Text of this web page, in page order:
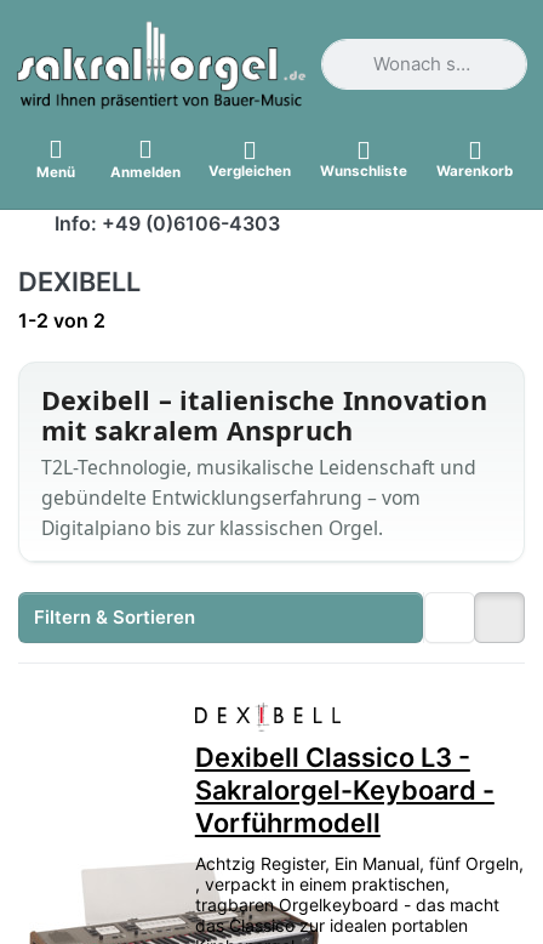
Geben Sie einen
Menü Anmelden Vergleichen Wunschliste Warenkorb
Info: +49 (0)6106-4303
DEXIBELL
Suchergebnisse:
1-2 von 2
Dexibell – italienische Innovation
mit sakralem Anspruch
T2L-Technologie, musikalische Leidenschaft und
gebündelte Entwicklungserfahrung – vom
Digitalpiano bis zur klassischen Orgel.
Filtern & Sortieren
Dexibell Classico L3 -
Sakralorgel-Keyboard -
Vorführmodell
Achtzig Register, Ein Manual, fünf Orgeln,
, verpackt in einem praktischen,
tragbaren Orgelkeyboard - das macht
das Classico zur idealen portablen